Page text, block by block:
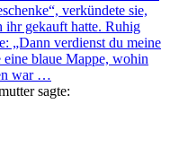
verkündete sie,
ihr gekauft hatte. Ruhig
„Dann verdienst du meine
eine blaue Mappe, wohin
war …
sagte: